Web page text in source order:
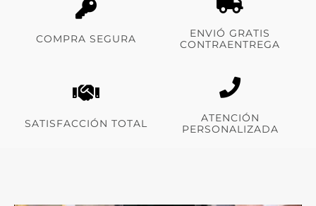
COMPRA SEGURA
ENVIÓ GRATIS
CONTRAENTREGA
SATISFACCIÓN TOTAL
ATENCIÓN
PERSONALIZADA